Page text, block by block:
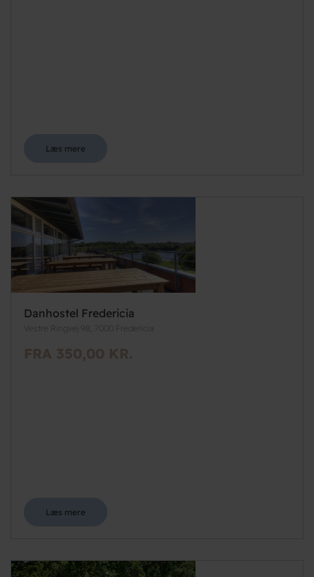
Læs mere
Danhostel Fredericia
Vestre Ringvej 98, 7000 Fredericia
FRA 350,00 KR.
Læs mere